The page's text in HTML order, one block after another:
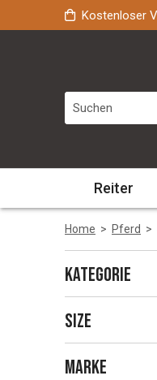
Kostenloser
Reiter
Home > Pferd >
Kategorie
Size
Marke